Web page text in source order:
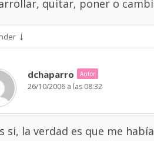
quitar, poner o
↓
dchaparro Autor
26/10/2006 a las 08:32
si, la verdad es que me